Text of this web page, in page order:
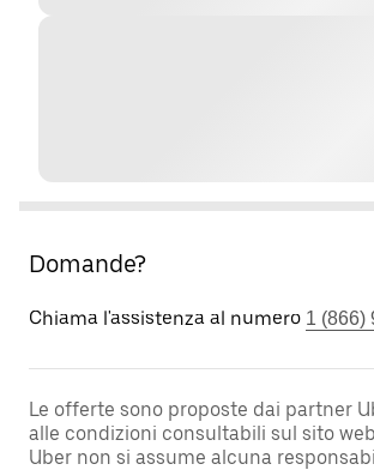
Domande?
Chiama l'assistenza al numero 1 (866)
Le offerte sono proposte dai partner
alle condizioni consultabili sul sito
Uber non si assume alcuna